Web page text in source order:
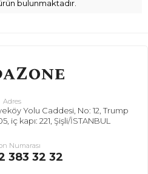
bulunmaktadır.
Adres
Yolu Caddesi, No: 12, Trump
iç kapı: 221, Şişli/İSTANBUL
Numarası
383 32 32